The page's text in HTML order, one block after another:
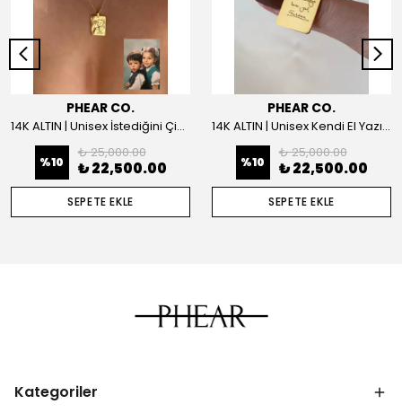
PHEAR CO.
14K ALTIN | Unisex İstediğini Çizdir Kolye
%10
₺ 25,000.00
₺ 22,500.00
SEPETE EKLE
PHEAR CO.
14K ALTIN | Unisex Kendi El Yazın ile İstediğini Yazdır Plaka Kolye
%10
₺ 25,000.00
₺ 22,500.00
SEPETE EKLE
Kategoriler